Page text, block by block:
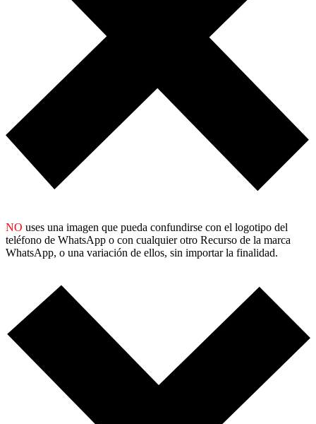
NO uses una imagen que pueda confundirse con el logotipo del
teléfono de WhatsApp o con cualquier otro Recurso de la marca
WhatsApp, o una variación de ellos, sin importar la finalidad.